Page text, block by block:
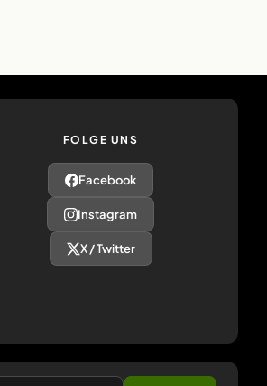
FOLGE UNS
Facebook
Instagram
X / Twitter